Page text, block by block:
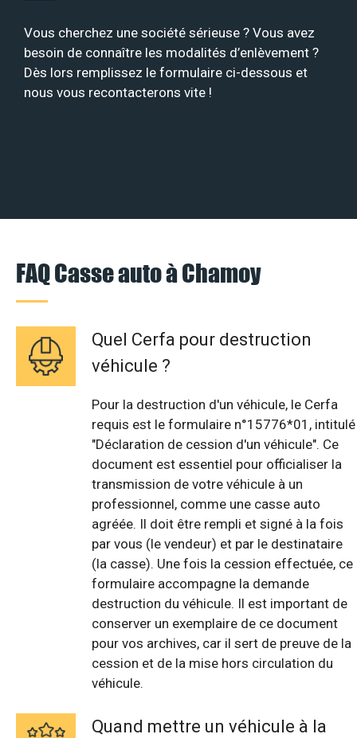
Vous cherchez une société sérieuse ? Vous avez
besoin de connaître les modalités d’enlèvement ?
Dès lors remplissez le formulaire ci-dessous et
nous vous recontacterons vite !
FAQ Casse auto à Chamoy
Quel Cerfa pour destruction
véhicule ?
Pour la destruction d'un véhicule, le Cerfa
requis est le formulaire n°15776*01, intitulé
"Déclaration de cession d'un véhicule". Ce
document est essentiel pour officialiser la
transmission de votre véhicule à un
professionnel, comme une casse auto
agréée. Il doit être rempli et signé à la fois
par vous (le vendeur) et par le destinataire
(la casse). Une fois la cession effectuée, ce
formulaire accompagne la demande
destruction du véhicule. Il est important de
conserver un exemplaire de ce document
pour vos archives, car il sert de preuve de la
cession et de la mise hors circulation du
véhicule.
Quand mettre un véhicule à la